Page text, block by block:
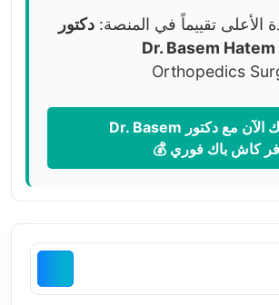
الأعلى تقييماً في المنصة: دكتور
Dr. Basem Hatem
Orthopedics
احجز موعدك الآن مع دكتور Dr. Basem